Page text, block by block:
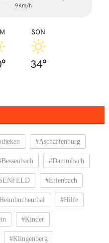
9Km/h
SON
34°
#Aschaffenburg
#Dammbach
#Erlenbach
#Hilfe
#Kinder
#Klingenberg